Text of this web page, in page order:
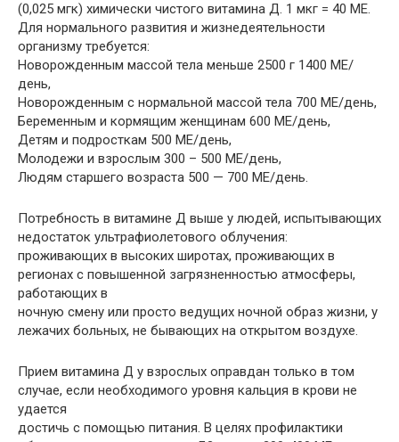
(0,025 мгк) химически чистого витамина Д. 1 мкг = 40 МЕ.
Для нормального развития и жизнедеятельности
организму требуется:
Новорожденным массой тела меньше 2500 г 1400 МЕ/
день,
Новорожденным с нормальной массой тела 700 МЕ/день,
Беременным и кормящим женщинам 600 МЕ/день,
Детям и подросткам 500 МЕ/день,
Молодежи и взрослым 300 – 500 МЕ/день,
Людям старшего возраста 500 — 700 МЕ/день.
Потребность в витамине Д выше у людей, испытывающих
недостаток ультрафиолетового облучения:
проживающих в высоких широтах, проживающих в
регионах с повышенной загрязненностью атмосферы,
работающих в
ночную смену или просто ведущих ночной образ жизни, у
лежачих больных, не бывающих на открытом воздухе.
Прием витамина Д у взрослых оправдан только в том
случае, если необходимого уровня кальция в крови не
удается
достичь с помощью питания. В целях профилактики